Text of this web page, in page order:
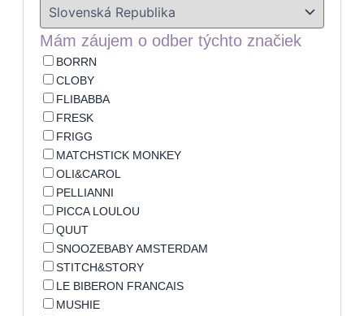
Mám záujem o odber týchto značiek
BORRN
CLOBY
FLIBABBA
FRESK
FRIGG
MATCHSTICK MONKEY
OLI&CAROL
PELLIANNI
PICCA LOULOU
QUUT
SNOOZEBABY AMSTERDAM
STITCH&STORY
LE BIBERON FRANCAIS
MUSHIE